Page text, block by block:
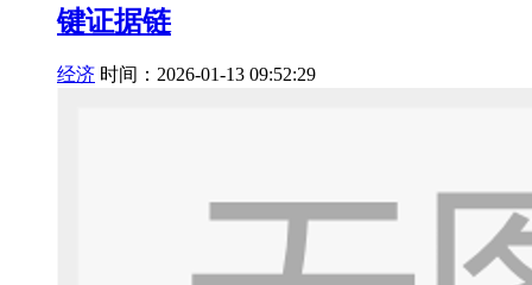
键证据链
经济 时间：2026-01-13 09:52:29